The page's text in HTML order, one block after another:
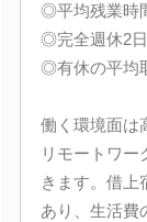
◎平均残業時
◎完全週休2日
◎有休の平均
働く環境面は
リモートワー
きます。借上
あり、生活費